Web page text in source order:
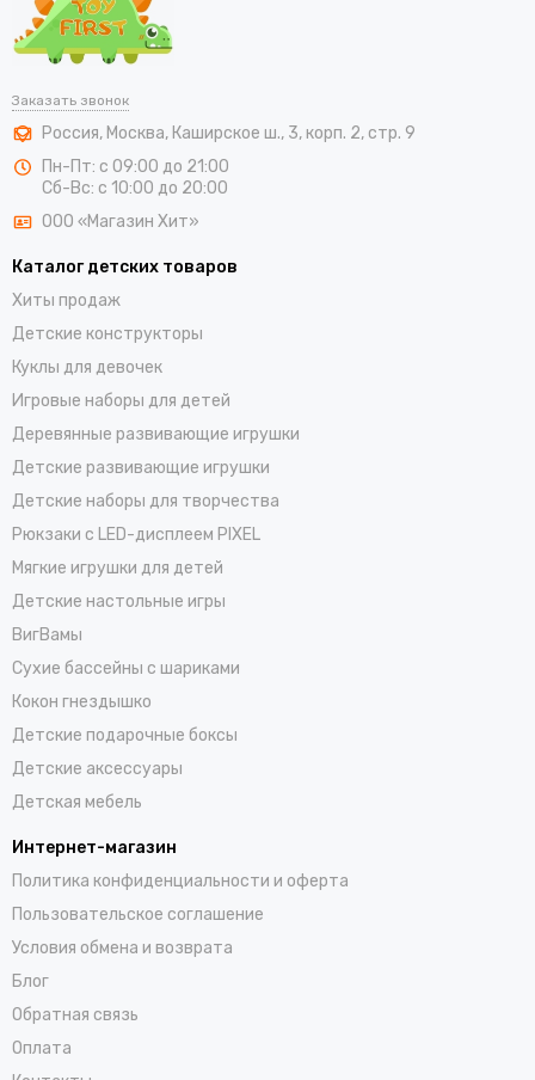
кроватку для сна;
материал гипоаллергенный, а значит здоровью ребенка
ручки и ножки куклы двигаются, а меховой костюмчик
легко снимается;
работает от батареек, заряда которых хватает надолго, а
все детали закреплены надежно — малыш может спокойно
есть встроенная функция звука, который успокоит
малыша и настроит его на крепкий сон.
Такая игрушка станет лучшим другом малыша, сделав его сон
крепким и спокойным. Нежные цвета и приятный меховой
комбинезон делают пупса одним из лучших в каталоге.
Купить куклу от Oly Bondibon можно всего за несколько кликов
— достаточно выбрать понравившийся товар, добавить его в
корзину и оформить покупку. Забрать заказ можно лично
через самовывоз или оформив доставку, которая действует
Заказать звонок
Россия, Москва, Каширское ш., 3, корп. 2, стр. 9
Пн-Пт: с 09:00 до 21:00
Сб-Вс: с 10:00 до 20:00
ООО «Магазин Хит»
Каталог детских товаров
Хиты продаж
Детские конструкторы
Куклы для девочек
Игровые наборы для детей
Деревянные развивающие игрушки
Детские развивающие игрушки
Детские наборы для творчества
Рюкзаки с LED-дисплеем PIXEL
Мягкие игрушки для детей
Детские настольные игры
ВигВамы
Cухие бассейны c шариками
Кокон гнездышко
Детские подарочные боксы
Детские аксессуары
Детская мебель
Интернет-магазин
Политика конфиденциальности и оферта
Пользовательское соглашение
Условия обмена и возврата
Блог
Обратная связь
Оплата